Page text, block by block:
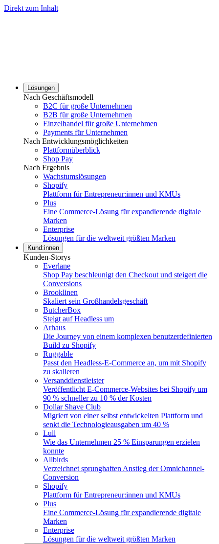
Direkt zum Inhalt
Lösungen
Nach Geschäftsmodell
B2C für große Unternehmen
B2B für große Unternehmen
Einzelhandel für große Unternehmen
Payments für Unternehmen
Nach Entwicklungsmöglichkeiten
Plattformüberblick
Shop Pay
Nach Ergebnis
Wachstumslösungen
Shopify
Plattform für Entrepreneur:innen und KMUs
Plus
Eine Commerce-Lösung für expandierende digitale
Marken
Enterprise
Lösungen für die weltweit größten Marken
Kund:innen
Kunden-Storys
Everlane
Shop Pay beschleunigt den Checkout und steigert die
Conversions
Brooklinen
Skaliert sein Großhandelsgeschäft
ButcherBox
Steigt auf Headless um
Arhaus
Die Journey von einem komplexen benutzerdefinierten
Build zu Shopify
Ruggable
Passt den Headless-E-Commerce an, um mit Shopify
zu skalieren
Versanddienstleister
Veröffentlicht E-Commerce-Websites bei Shopify um
90 % schneller zu 10 % der Kosten
Dollar Shave Club
Migriert von einer selbst entwickelten Plattform und
senkt die Technologieausgaben um 40 %
Lull
Wie das Unternehmen 25 % Einsparungen erzielen
konnte
Allbirds
Verzeichnet sprunghaften Anstieg der Omnichannel-
Conversion
Shopify
Plattform für Entrepreneur:innen und KMUs
Plus
Eine Commerce-Lösung für expandierende digitale
Marken
Enterprise
Lösungen für die weltweit größten Marken